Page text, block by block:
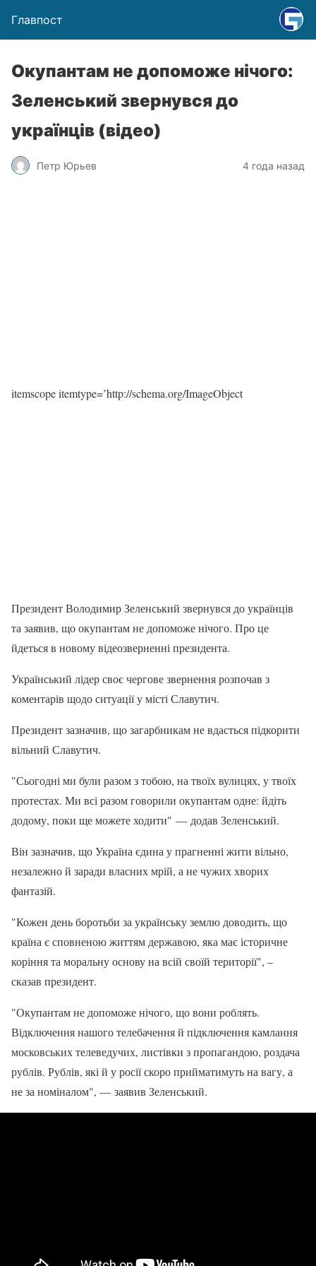
Главпост
Окупантам не допоможе нічого:
Зеленський звернувся до
українців (відео)
Петр Юрьев 4 года назад
itemscope itemtype=’http://schema.org/ImageObject
Президент Володимир Зеленський звернувся до українців
та заявив, що окупантам не допоможе нічого. Про це
йдеться в новому відеозверненні президента.
Український лідер своє чергове звернення розпочав з
коментарів щодо ситуації у місті Славутич.
Президент зазначив, що загарбникам не вдасться підкорити
вільний Славутич.
"Сьогодні ми були разом з тобою, на твоїх вулицях, у твоїх
протестах. Ми всі разом говорили окупантам одне: йдіть
додому, поки ще можете ходити" — додав Зеленський.
Він зазначив, що Україна єдина у прагненні жити вільно,
незалежно й заради власних мрій, а не чужих хворих
фантазій.
"Кожен день боротьби за українську землю доводить, що
країна є сповненою життям державою, яка має історичне
коріння та моральну основу на всій своїй території", –
сказав президент.
"Окупантам не допоможе нічого, що вони роблять.
Відключення нашого телебачення й підключення камлання
московських телеведучих, листівки з пропагандою, роздача
рублів. Рублів, які й у росії скоро прийматимуть на вагу, а
не за номіналом", — заявив Зеленський.